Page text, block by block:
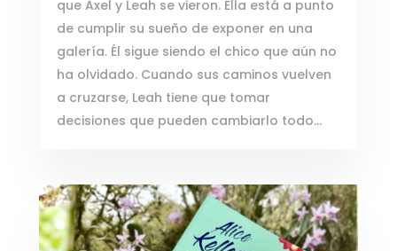
que Axel y Leah se vieron. Ella está a punto
de cumplir su sueño de exponer en una
galería. Él sigue siendo el chico que aún no
ha olvidado. Cuando sus caminos vuelven
a cruzarse, Leah tiene que tomar
decisiones que pueden cambiarlo todo…